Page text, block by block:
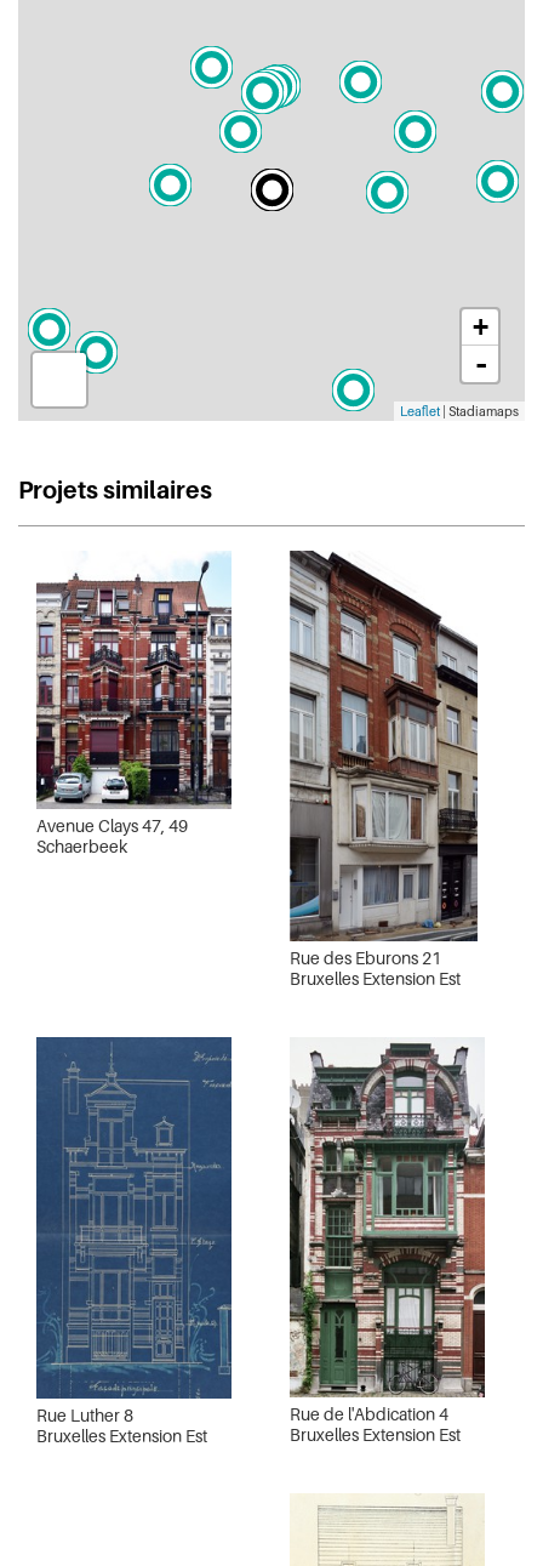
+
-
Leaflet | Stadiamaps
Projets similaires
Avenue Clays 47, 49
Schaerbeek
Rue des Eburons 21
Bruxelles Extension Est
Rue Luther 8
Bruxelles Extension Est
Rue de l'Abdication 4
Bruxelles Extension Est